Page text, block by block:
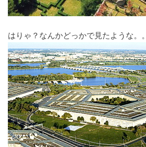
はりゃ？なんかどっかで見たような。。